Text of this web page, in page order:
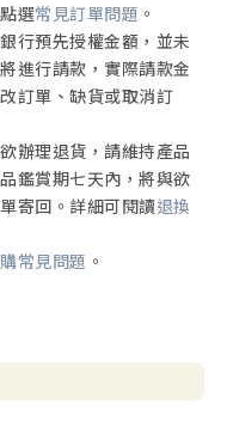
選常見訂單問題 。
行預先授權金額，並未
進行請款，實際請款金
訂單、缺貨或取消訂
辦理退貨，請維持產品
鑑賞期七天內，將與欲
寄回。詳細可閱讀退換
常見問題 。